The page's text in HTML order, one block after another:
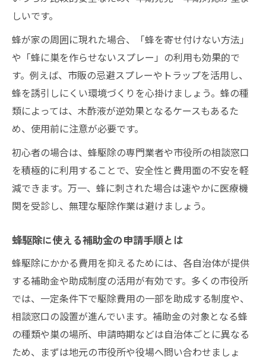
蜂駆除の判断に役立つ偵察蜂の見分け方
蜂駆除を安全に進める危険サインの確認
蜂駆除のタイミング判断を失敗しない方法
市役所の制度を上手に使う蜂駆除の手順
蜂駆除を市役所に相談する際の準備方法
蜂駆除の申請手続きで確認すべき条件
蜂駆除における市役所支援の流れと活用法
蜂駆除費用を抑えるためのポイント整理
蜂駆除補助制度で注意すべき落とし穴とは
蜂を寄せ付けない工夫と低コスト予防策
蜂駆除とスプレーを組み合わせた予防術
蜂駆除後の再発防止に効くDIY対策例
蜂駆除と低コスト予防策のバランスを考え
る
蜂駆除を促進する家庭での工夫ポイント
木酢液や忌避スプレーの効果を徹底検証
しいです。
蜂が家の周囲に現れた場合、「蜂を寄せ付けない方法」
や「蜂に巣を作らせないスプレー」の利用も効果的で
す。例えば、市販の忌避スプレーやトラップを活用し、
蜂を誘引しにくい環境づくりを心掛けましょう。蜂の種
類によっては、木酢液が逆効果となるケースもあるた
め、使用前に注意が必要です。
初心者の場合は、蜂駆除の専門業者や市役所の相談窓口
を積極的に利用することで、安全性と費用面の不安を軽
減できます。万一、蜂に刺された場合は速やかに医療機
関を受診し、無理な駆除作業は避けましょう。
蜂駆除に使える補助金の申請手順とは
蜂駆除にかかる費用を抑えるためには、各自治体が提供
する補助金や助成制度の活用が有効です。多くの市役所
では、一定条件下で駆除費用の一部を助成する制度や、
相談窓口の設置が進んでいます。補助金の対象となる蜂
の種類や巣の場所、申請時期などは自治体ごとに異なる
ため、まずは地元の市役所や役場へ問い合わせましょ